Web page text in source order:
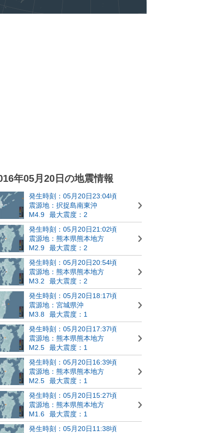
年05月20日の地震情報
発生時刻：05月20日23:04頃
震源地：択捉島南東沖
M4.9
最大震度：2
発生時刻：05月20日21:02頃
震源地：熊本県熊本地方
M2.9
最大震度：2
発生時刻：05月20日20:54頃
震源地：熊本県熊本地方
M3.2
最大震度：2
発生時刻：05月20日18:17頃
震源地：宮城県沖
M3.8
最大震度：1
発生時刻：05月20日17:37頃
震源地：熊本県熊本地方
M2.5
最大震度：1
発生時刻：05月20日16:39頃
震源地：熊本県熊本地方
M2.5
最大震度：1
発生時刻：05月20日15:27頃
震源地：熊本県熊本地方
M1.6
最大震度：1
発生時刻：05月20日11:38頃